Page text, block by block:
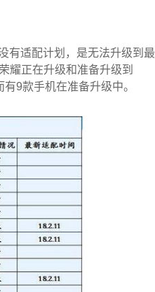
有适配计划，是无法升级到最
耀正在升级和准备升级到
9款手机在准备升级中。